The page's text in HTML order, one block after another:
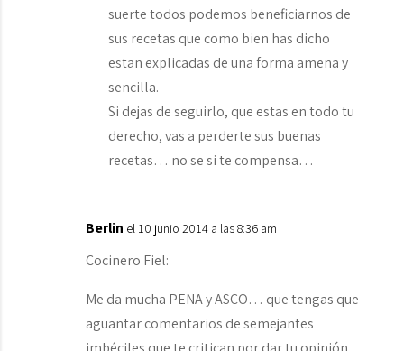
suerte todos podemos beneficiarnos de
sus recetas que como bien has dicho
estan explicadas de una forma amena y
sencilla.
Si dejas de seguirlo, que estas en todo tu
derecho, vas a perderte sus buenas
recetas… no se si te compensa…
Berlin el 10 junio 2014 a las 8:36 am
Cocinero Fiel:
Me da mucha PENA y ASCO… que tengas que
aguantar comentarios de semejantes